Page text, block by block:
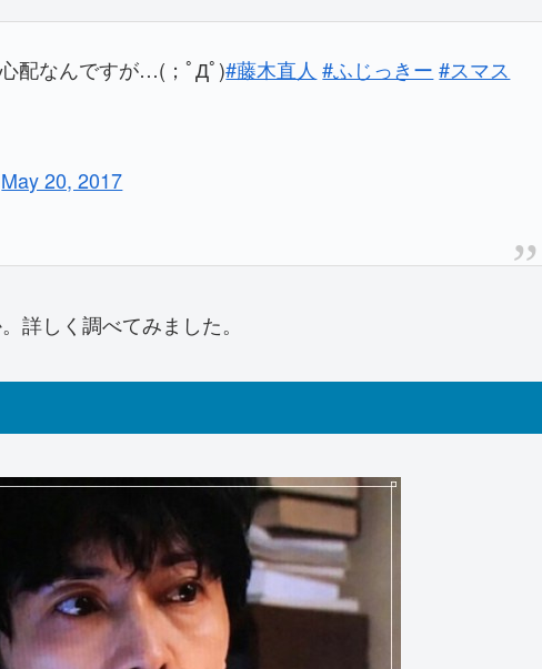
配なんですが…(；ﾟДﾟ)#藤木直人 #ふじっきー #スマス
May 20, 2017
詳しく調べてみました。